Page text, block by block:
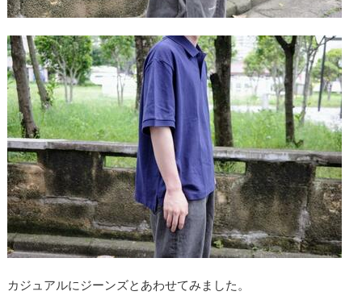
カジュアルにジーンズとあわせてみました。